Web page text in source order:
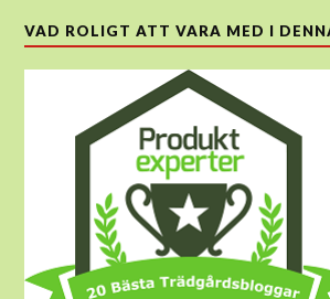
VAD ROLIGT ATT VARA MED I